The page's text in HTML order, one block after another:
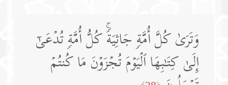
وَتَرَىٰ كُلَّ أُمَّةࣲ جَاثِیَةࣰۚ كُلُّ أُمَّةࣲ تُدۡعَىٰۤ
إِلَىٰ كِتَـٰبِهَا ٱلۡیَوۡمَ تُجۡزَوۡنَ مَا كُنتُمۡ